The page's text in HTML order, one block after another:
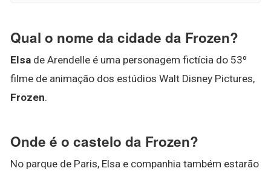
Qual o nome da cidade da Frozen?
Elsa de Arendelle é uma personagem fictícia do 53º
filme de animação dos estúdios Walt Disney Pictures,
Frozen.
Onde é o castelo da Frozen?
No parque de Paris, Elsa e companhia também estarão